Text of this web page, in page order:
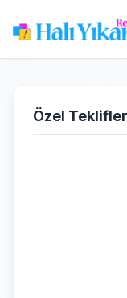
Özel Teklifler